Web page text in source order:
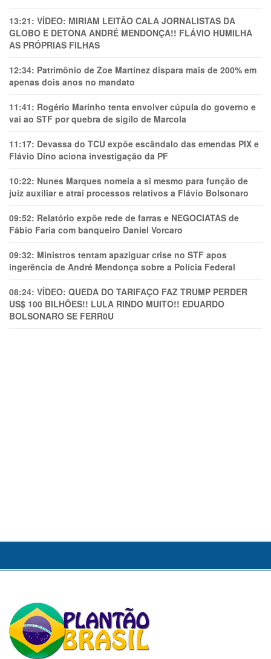
13:21: VÍDEO: MIRIAM LEITÃO CALA JORNALISTAS DA
GLOBO E DETONA ANDRÉ MENDONÇA!! FLÁVIO HUMILHA
AS PRÓPRIAS FILHAS
12:34: Patrimônio de Zoe Martínez dispara mais de 200% em
apenas dois anos no mandato
11:41: Rogério Marinho tenta envolver cúpula do governo e
vai ao STF por quebra de sigilo de Marcola
11:17: Devassa do TCU expõe escândalo das emendas PIX e
Flávio Dino aciona investigação da PF
10:22: Nunes Marques nomeia a si mesmo para função de
juiz auxiliar e atrai processos relativos a Flávio Bolsonaro
09:52: Relatório expõe rede de farras e NEGOCIATAS de
Fábio Faria com banqueiro Daniel Vorcaro
09:32: Ministros tentam apaziguar crise no STF apos
ingerência de André Mendonça sobre a Polícia Federal
08:24: VÍDEO: QUEDA DO TARIFAÇO FAZ TRUMP PERDER
US$ 100 BILHÕES!! LULA RINDO MUITO!! EDUARDO
BOLSONARO SE FERR0U